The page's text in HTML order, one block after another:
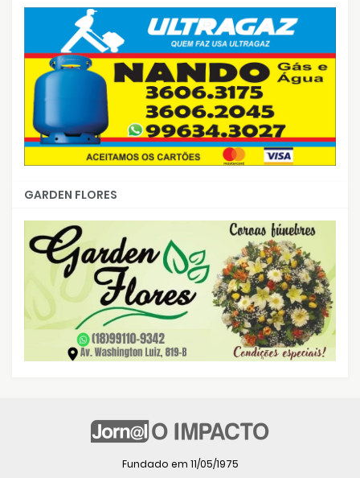
GARDEN FLORES
Fundado em 11/05/1975